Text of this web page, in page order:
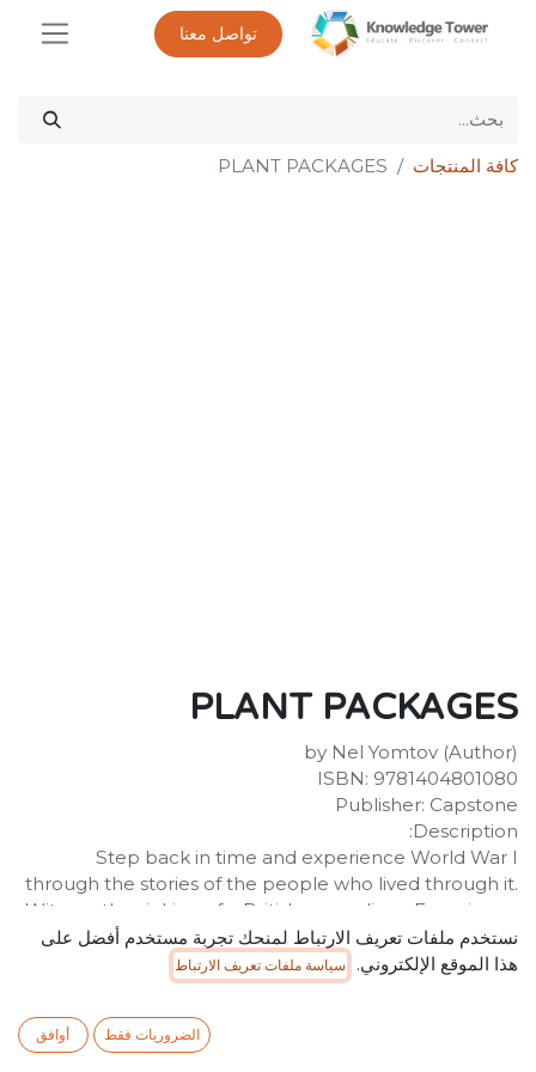
تواصل معنا
كافة المنتجات PLANT PACKAGES
PLANT PACKAGES
by Nel Yomtov (Author)
ISBN: 9781404801080
Publisher: Capstone
Description:
Step back in time and experience World War I
through the stories of the people who lived through it.
Witness the sinking of a British ocean liner. Experience
the horror of gas warfare.
25.00 شامل ضريبة القيمة المضافة
نستخدم ملفات تعريف الارتباط لمنحك تجربة مستخدم أفضل على
هذا الموقع الإلكتروني.
سياسة ملفات تعريف الارتباط
الضروريات فقط أوافق